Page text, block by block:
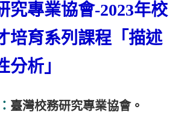
究專業協會-2023年校
培育系列課程「描述
分析」
臺灣校務研究專業協會。